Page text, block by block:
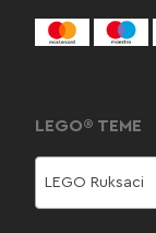
LEGO® TEME
LEGO Ruksaci